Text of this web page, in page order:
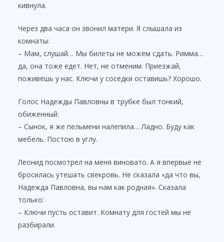
кивнула.
Через два часа он звонил матери. Я слышала из
комнаты:
– Мам, слушай… Мы билеты не можем сдать. Римма…
да, она тоже едет. Нет, не отменим. Приезжай,
поживёшь у нас. Ключи у соседки оставишь? Хорошо.
Голос Надежды Павловны в трубке был тонкий,
обиженный:
– Сынок, я же пельмени налепила… Ладно. Буду как
мебель. Постою в углу.
Леонид посмотрел на меня виновато. А я впервые не
бросилась утешать свекровь. Не сказала «да что вы,
Надежда Павловна, вы нам как родная». Сказала
только:
– Ключи пусть оставит. Комнату для гостей мы не
разбирали.